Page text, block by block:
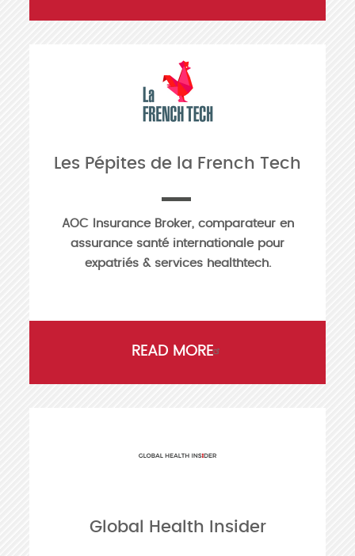
Les Pépites de la French Tech
AOC Insurance Broker, comparateur en
assurance santé internationale pour
expatriés & services healthtech.
READ MORE
Global Health Insider